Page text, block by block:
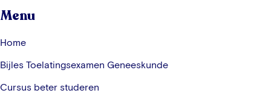
Menu
Home
Bijles Toelatingsexamen Geneeskunde
Cursus beter studeren